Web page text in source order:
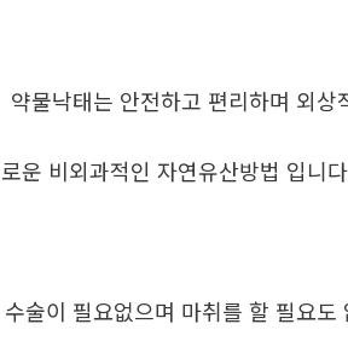
약물낙태는 안전하고 편리하며 외상
운 비외과적인 자연유산방법 입니다
술이 필요없으며 마취를 할 필요도